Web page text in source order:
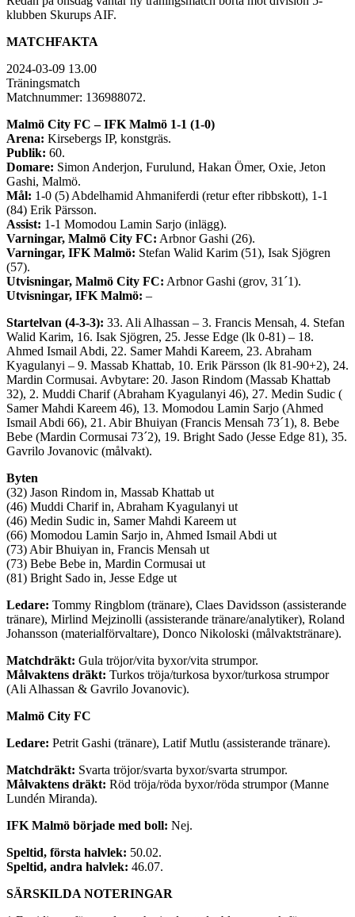
klubben Skurups AIF.
MATCHFAKTA
2024-03-09 13.00
Träningsmatch
Matchnummer: 136988072.
Malmö City FC – IFK Malmö 1-1 (1-0)
Arena: Kirsebergs IP, konstgräs.
Publik: 60.
Domare: Simon Anderjon, Furulund, Hakan Ömer, Oxie, Jeton
Gashi, Malmö.
Mål: 1-0 (5) Abdelhamid Ahmaniferdi (retur efter ribbskott), 1-1
(84) Erik Pärsson.
Assist: 1-1 Momodou Lamin Sarjo (inlägg).
Varningar, Malmö City FC: Arbnor Gashi (26).
Varningar, IFK Malmö: Stefan Walid Karim (51), Isak Sjögren
(57).
Utvisningar, Malmö City FC: Arbnor Gashi (grov, 31´1).
Utvisningar, IFK Malmö: –
Startelvan (4-3-3): 33. Ali Alhassan – 3. Francis Mensah, 4. Stefan
Walid Karim, 16. Isak Sjögren, 25. Jesse Edge (lk 0-81) – 18.
Ahmed Ismail Abdi, 22. Samer Mahdi Kareem, 23. Abraham
Kyagulanyi – 9. Massab Khattab, 10. Erik Pärsson (lk 81-90+2), 24.
Mardin Cormusai. Avbytare: 20. Jason Rindom (Massab Khattab
32), 2. Muddi Charif (Abraham Kyagulanyi 46), 27. Medin Sudic (
Samer Mahdi Kareem 46), 13. Momodou Lamin Sarjo (Ahmed
Ismail Abdi 66), 21. Abir Bhuiyan (Francis Mensah 73´1), 8. Bebe
Bebe (Mardin Cormusai 73´2), 19. Bright Sado (Jesse Edge 81), 35.
Gavrilo Jovanovic (målvakt).
Byten
(32) Jason Rindom in, Massab Khattab ut
(46) Muddi Charif in, Abraham Kyagulanyi ut
(46) Medin Sudic in, Samer Mahdi Kareem ut
(66) Momodou Lamin Sarjo in, Ahmed Ismail Abdi ut
(73) Abir Bhuiyan in, Francis Mensah ut
(73) Bebe Bebe in, Mardin Cormusai ut
(81) Bright Sado in, Jesse Edge ut
Ledare: Tommy Ringblom (tränare), Claes Davidsson (assisterande
tränare), Mirlind Mejzinolli (assisterande tränare/analytiker), Roland
Johansson (materialförvaltare), Donco Nikoloski (målvaktstränare).
Matchdräkt: Gula tröjor/vita byxor/vita strumpor.
Målvaktens dräkt: Turkos tröja/turkosa byxor/turkosa strumpor
(Ali Alhassan & Gavrilo Jovanovic).
Malmö City FC
Ledare: Petrit Gashi (tränare), Latif Mutlu (assisterande tränare).
Matchdräkt: Svarta tröjor/svarta byxor/svarta strumpor.
Målvaktens dräkt: Röd tröja/röda byxor/röda strumpor (Manne
Lundén Miranda).
IFK Malmö började med boll: Nej.
Speltid, första halvlek: 50.02.
Speltid, andra halvlek: 46.07.
SÄRSKILDA NOTERINGAR